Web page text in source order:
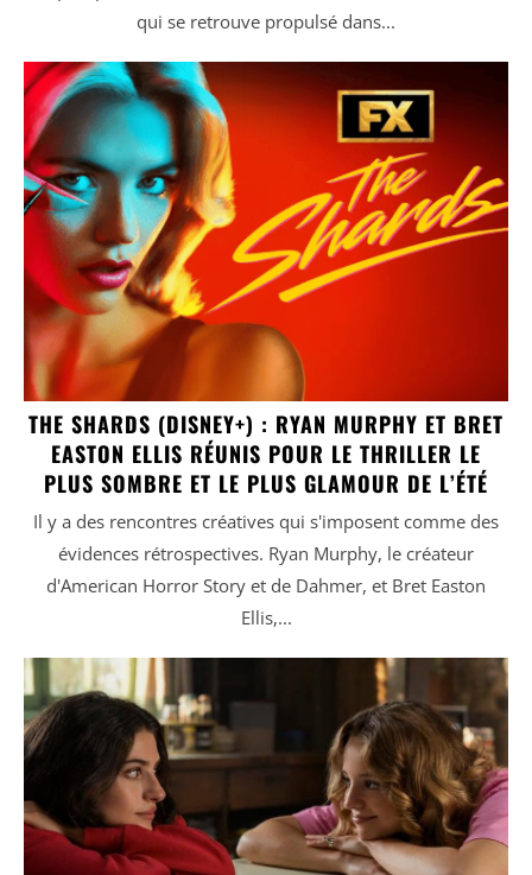
qui se retrouve propulsé dans...
THE SHARDS (DISNEY+) : RYAN MURPHY ET BRET
EASTON ELLIS RÉUNIS POUR LE THRILLER LE
PLUS SOMBRE ET LE PLUS GLAMOUR DE L’ÉTÉ
Il y a des rencontres créatives qui s'imposent comme des
évidences rétrospectives. Ryan Murphy, le créateur
d'American Horror Story et de Dahmer, et Bret Easton
Ellis,...